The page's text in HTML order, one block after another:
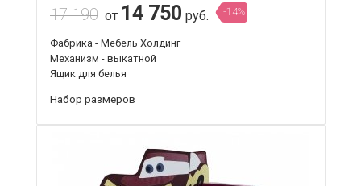
17 190 от 14 750 руб. -14%
Фабрика - Мебель Холдинг
Механизм - выкатной
Ящик для белья
Набор размеров